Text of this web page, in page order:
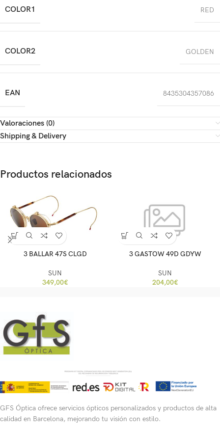
COLOR1 RED
COLOR2 GOLDEN
EAN 8435304357086
Valoraciones (0)
Shipping & Delivery
Productos relacionados
3 BALLAR 47S CLGD
SUN
349,00€
3 GASTOW 49D GDYW
SUN
204,00€
GFS Óptica ofrece servicios ópticos personalizados y productos de alta
calidad en Barcelona, mejorando tu visión con estilo.